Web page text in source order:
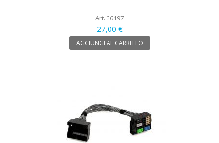
Art. 36197
27,00 €
AGGIUNGI AL CARRELLO